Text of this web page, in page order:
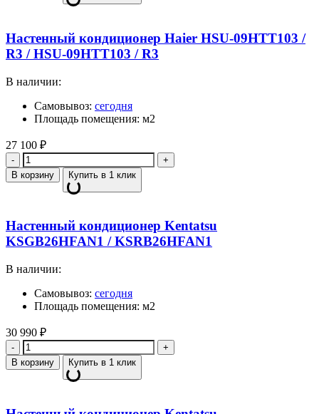
Настенный кондиционер Haier HSU-09HTT103 /
R3 / HSU-09HTT103 / R3
В наличии:
Самовывоз: сегодня
Площадь помещения: м2
27 100 ₽
Количество
В корзину Купить в 1 клик
Настенный кондиционер Kentatsu
KSGB26HFAN1 / KSRB26HFAN1
В наличии:
Самовывоз: сегодня
Площадь помещения: м2
30 990 ₽
Количество
В корзину Купить в 1 клик